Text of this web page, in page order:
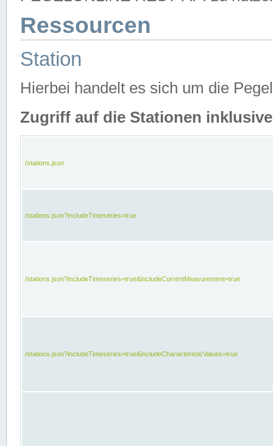
Ressourcen
Station
Hierbei handelt es sich um die
Zugriff auf die Stationen
/stations.json
/stations.json?includeTimeseries=true
/stations.json?includeTimeseries=true&includeCurrentMeasurement=true
/stations.json?includeTimeseries=true&includeCharacteristicValues=true